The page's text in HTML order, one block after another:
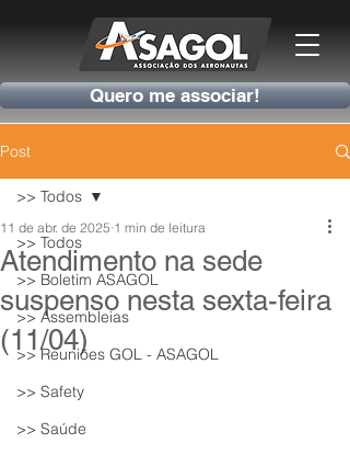
Quero me associar!
Post
>> Todos
>> Boletim ASAGOL
>> Assembleias
>> Reuniões GOL - ASAGOL
>> Safety
>> Saúde
>> Todos
Atendimento na sede
suspenso nesta sexta-feira
(11/04)
11 de abr. de 2025 1 min de leitura